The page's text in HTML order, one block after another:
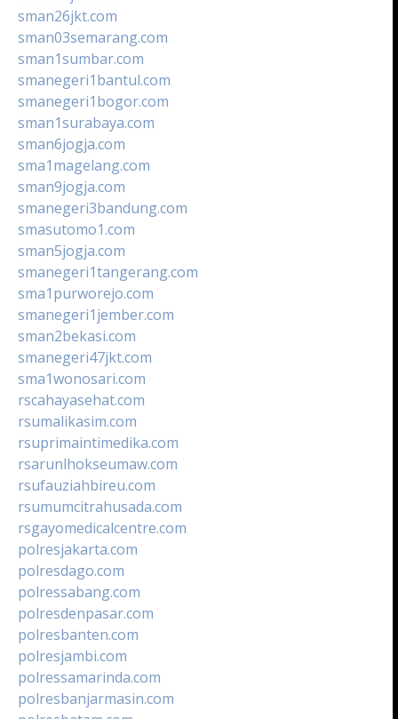
sman26jkt.com
sman03semarang.com
sman1sumbar.com
smanegeri1bantul.com
smanegeri1bogor.com
sman1surabaya.com
sman6jogja.com
sma1magelang.com
sman9jogja.com
smanegeri3bandung.com
smasutomo1.com
sman5jogja.com
smanegeri1tangerang.com
sma1purworejo.com
smanegeri1jember.com
sman2bekasi.com
smanegeri47jkt.com
sma1wonosari.com
rscahayasehat.com
rsumalikasim.com
rsuprimaintimedika.com
rsarunlhokseumaw.com
rsufauziahbireu.com
rsumumcitrahusada.com
rsgayomedicalcentre.com
polresjakarta.com
polresdago.com
polressabang.com
polresdenpasar.com
polresbanten.com
polresjambi.com
polressamarinda.com
polresbanjarmasin.com